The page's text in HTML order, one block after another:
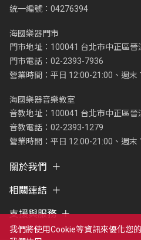
統一編號：04276394
海國樂器門市
門市地址：100041 台北市中正區晉
門市電話：02-2393-7936
營業時間：平日 12:00-21:00、週末
海國樂器音樂教室
音教地址：100041 台北市中正區晉
音教電話：02-2393-1279
營業時間：平日 12:00-21:00、週末
關於我們
相關連結
支援與服務
我們將使用cookie等資訊來優化您